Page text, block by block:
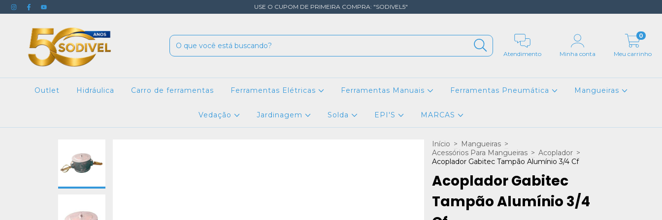
USE O CUPOM DE PRIMEIRA COMPRA: "SODIVEL5"
Atendimento Minha conta Meu carrinho
0
Outlet Hidráulica Carro de ferramentas Ferramentas Elétricas Ferramentas Manuais Ferramentas Pneumática Mangueiras
Vedação Jardinagem Solda EPI'S MARCAS
Início > Mangueiras >
Acessórios Para Mangueiras > Acoplador >
Acoplador Gabitec Tampão Alumínio 3/4 Cf
Acoplador Gabitec
Tampão Alumínio 3/4